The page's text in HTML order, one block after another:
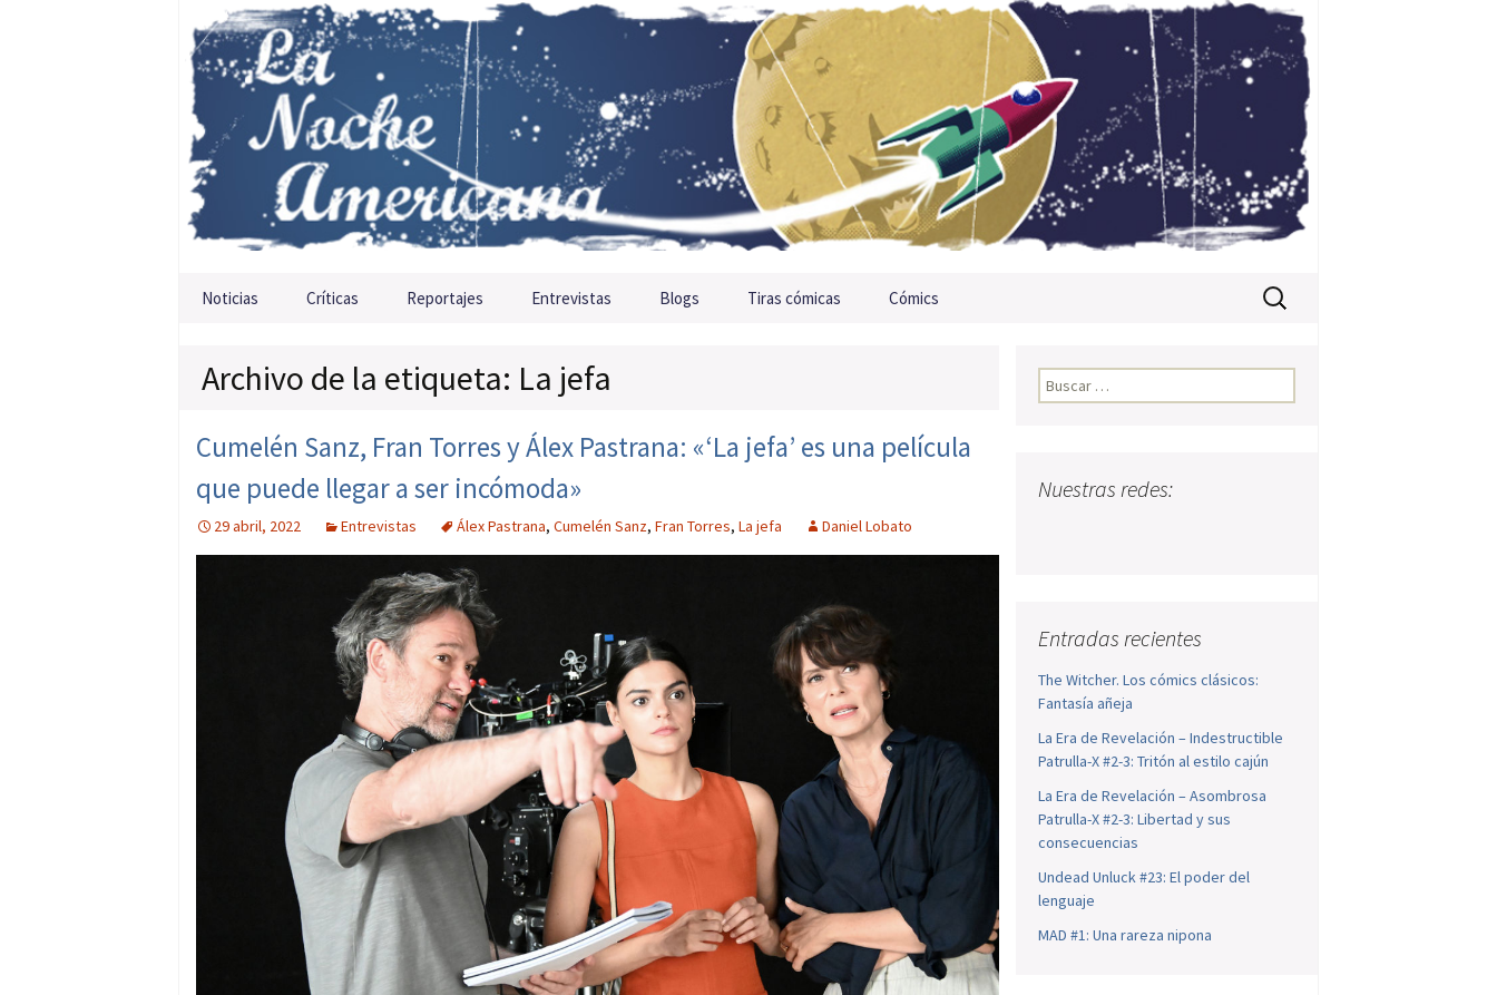
Saltar al contenido
Noticias Críticas Reportajes Entrevistas Blogs Tiras cómicas Cómics Buscar:
Archivo de la etiqueta: La jefa
Cumelén Sanz, Fran Torres y Álex Pastrana: «‘La jefa’ es una película
que puede llegar a ser incómoda»
29 abril, 2022 Entrevistas Álex Pastrana, Cumelén Sanz, Fran Torres, La jefa Daniel Lobato
Buscar:
Nuestras redes:
Entradas recientes
The Witcher. Los cómics clásicos:
Fantasía añeja
La Era de Revelación – Indestructible
Patrulla-X #2-3: Tritón al estilo cajún
La Era de Revelación – Asombrosa
Patrulla-X #2-3: Libertad y sus
consecuencias
Undead Unluck #23: El poder del
lenguaje
MAD #1: Una rareza nipona